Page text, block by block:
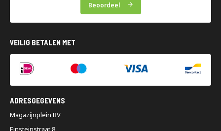
Beoordeel
VEILIG BETALEN MET
ADRESGEGEVENS
Magazijnplein BV
Einsteinstraat 8